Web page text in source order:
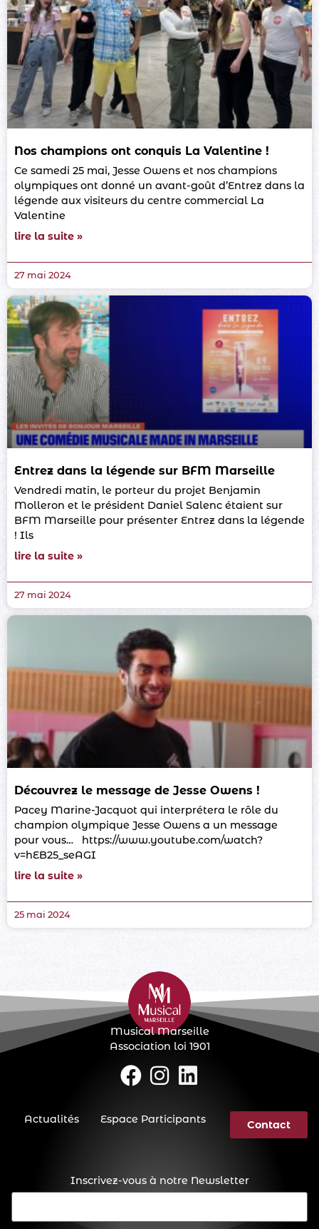
Nos champions ont conquis La Valentine !
Ce samedi 25 mai, Jesse Owens et nos champions
olympiques ont donné un avant-goût d’Entrez dans la
légende aux visiteurs du centre commercial La
Valentine
lire la suite »
27 mai 2024
Entrez dans la légende sur BFM Marseille
Vendredi matin, le porteur du projet Benjamin
Molleron et le président Daniel Salenc étaient sur
BFM Marseille pour présenter Entrez dans la légende
! Ils
lire la suite »
27 mai 2024
Découvrez le message de Jesse Owens !
Pacey Marine-Jacquot qui interprétera le rôle du
champion olympique Jesse Owens a un message
pour vous… https://www.youtube.com/watch?
v=hEB25_seAGI
lire la suite »
25 mai 2024
Inscrivez-vous à notre Newsletter
E-
Musical Marseille
Association loi 1901
Actualités Espace Participants Contact